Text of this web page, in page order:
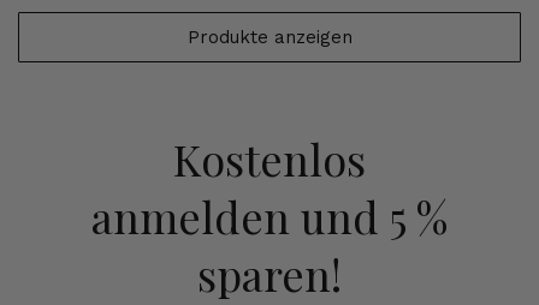
Produkte anzeigen
Kostenlos
anmelden und 5 %
sparen!